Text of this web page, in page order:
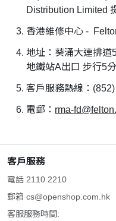
Distribution Limited
香港維修中心 -
地址：葵涌大連排道
地鐵站A出口 步行5
客戶服務熱線：
電郵： rma-
客戶服務
電話 2110 2210
郵箱 cs@openshop.com.hk
客服服務時間: